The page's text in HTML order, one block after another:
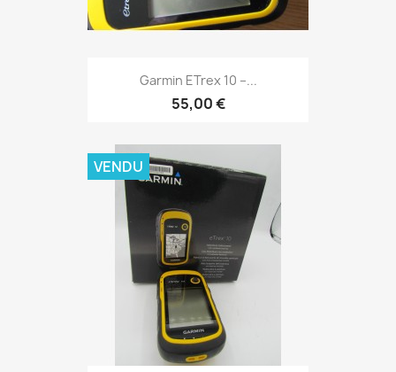
Aperçu rapide
Garmin ETrex 10 –...
55,00 €
VENDU